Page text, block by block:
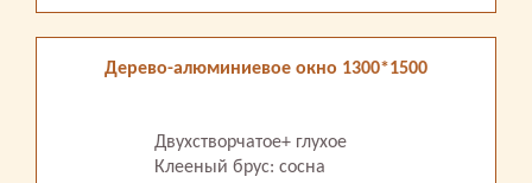
Дерево-алюминиевое окно 1300*1500
Двухстворчатое+ глухое
Клееный брус: сосна